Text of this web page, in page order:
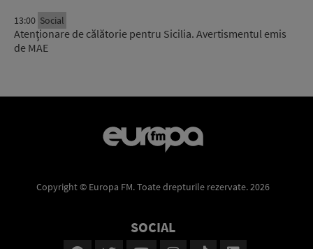
13:00 Social
Atenţionare de călătorie pentru Sicilia. Avertismentul emis
de MAE
Copyright © Europa FM. Toate drepturile rezervate. 2026
SOCIAL